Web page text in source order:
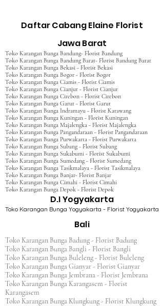
Daftar Cabang Elaine Florist
Jawa Barat
Toko Karangan Bunga Bandung- Florist Bandung
Toko Karangan Bunga Bandung Barat- Florist Bandung Barat
Toko Karangan Bunga Bekasi - Florist Bekasi
Toko Karangan Bunga Bogor - Florist Bogor
Toko Karangan Bunga Ciamis - Florist Ciamis
Toko Karangan Bunga Cianjur - Florist Cianjur
Toko Karangan Bunga Cirebon - Florist Cirebon
Toko Karangan Bunga Garut - Florist Garut
Toko Karangan Bunga Indramayu - Florist Karawang
Toko Karangan Bunga Kuningan - Florist Kuningan
Toko Karangan Bunga Majalengka - Florist Majalengka
Toko Karangan Bunga Pangandaraan - Florist Pangandaraan
Toko Karangan Bunga Purwakarta - Florist Purwakarta
Toko Karangan Bunga Subang - Florist Subang
Toko Karangan Bunga Sukabumi - Florist Sukabumi
Toko Karangan Bunga Sumedang - Florist Sumedang
Toko Karangan Bunga Tasikmalaya - Florist Tasikmalaya
Toko Karangan Bunga Banjar- Florist Banjar
Toko Karangan Bunga Cimahi - Florist Cimahi
Toko Karangan Bunga Depok - Florist Depok
D.I Yogyakarta
Toko Karangan Bunga Yogyakarta - Florist Yogyakarta
Bali
Toko Karangan Bunga Badung - Florist Badung
Toko Karangan Bunga Bangli - Florist Bangli
Toko Karangan Bunga Buleleng - Florist Buleleng
Toko Karangan Bunga Gianyar - Florist Gianyar
Toko Karangan Bunga Jembrana - Florist Jembrana
Toko Karangan Bunga Karangasem - Florist
Karangasem
Toko Karangan Bunga Klungkung - Florist Klungkung